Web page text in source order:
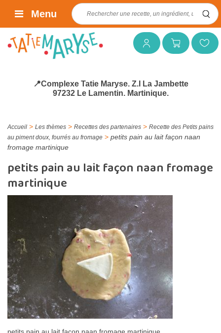
Mon compteMon panierMes favoris
Rechercher :
Menu
📍Complexe Tatie Maryse. Z.I La Jambette
97232 Le Lamentin. Martinique.
Accueil > Les thèmes > Recettes des partenaires > Recette des Petits pains
au piment doux, fourrés au fromage > petits pain au lait façon naan
fromage martinique
petits pain au lait façon naan fromage
martinique